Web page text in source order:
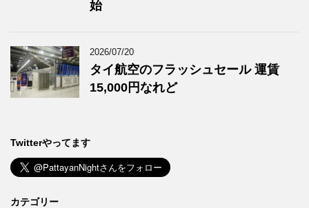
始
2026/07/20
タイ航空のフラッシュセール 運賃
15,000円なれど
Twitterやってます
カテゴリー